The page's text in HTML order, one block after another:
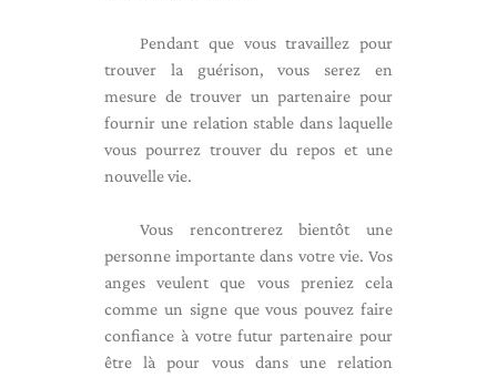
Pendant que vous travaillez pour
trouver la guérison, vous serez en
mesure de trouver un partenaire pour
fournir une relation stable dans laquelle
vous pourrez trouver du repos et une
nouvelle vie.
Vous rencontrerez bientôt une
personne importante dans votre vie. Vos
anges veulent que vous preniez cela
comme un signe que vous pouvez faire
confiance à votre futur partenaire pour
être là pour vous dans une relation